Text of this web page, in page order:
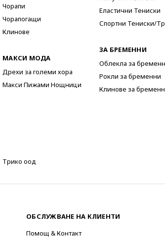
Чорапи
Чорапогащи
Клинове
МАКСИ МОДА
Дрехи за големи хора
Макси Пижами Нощници
Еластични Тениски
Спортни Тениски/
ЗА БРЕМЕННИ
Облекла за
Рокли за бременни
Клинове за
Трико оод
ОБСЛУЖВАНЕ НА КЛИЕНТИ
Помощ & Контакт